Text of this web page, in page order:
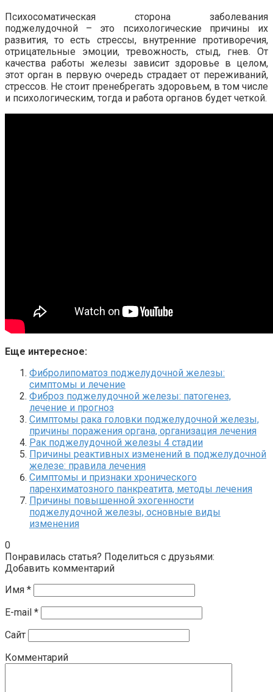
Психосоматическая сторона заболевания
поджелудочной – это психологические причины их
развития, то есть стрессы, внутренние противоречия,
отрицательные эмоции, тревожность, стыд, гнев. От
качества работы железы зависит здоровье в целом,
этот орган в первую очередь страдает от переживаний,
стрессов. Не стоит пренебрегать здоровьем, в том числе
и психологическим, тогда и работа органов будет четкой.
Еще интересное:
Фибролипоматоз поджелудочной железы:
симптомы и лечение
Фиброз поджелудочной железы: патогенез,
лечение и прогноз
Симптомы рака головки поджелудочной железы,
причины поражения органа, организация лечения
Рак поджелудочной железы 4 стадии
Причины реактивных изменений в поджелудочной
железе: правила лечения
Симптомы и признаки хронического
паренхиматозного панкреатита, методы лечения
Причины повышенной эхогенности
поджелудочной железы, основные виды
изменения
0
Понравилась статья? Поделиться с друзьями:
Добавить комментарий
Имя *
E-mail *
Сайт
Комментарий